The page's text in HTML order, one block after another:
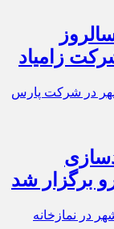
زامیاد
برگزار شد